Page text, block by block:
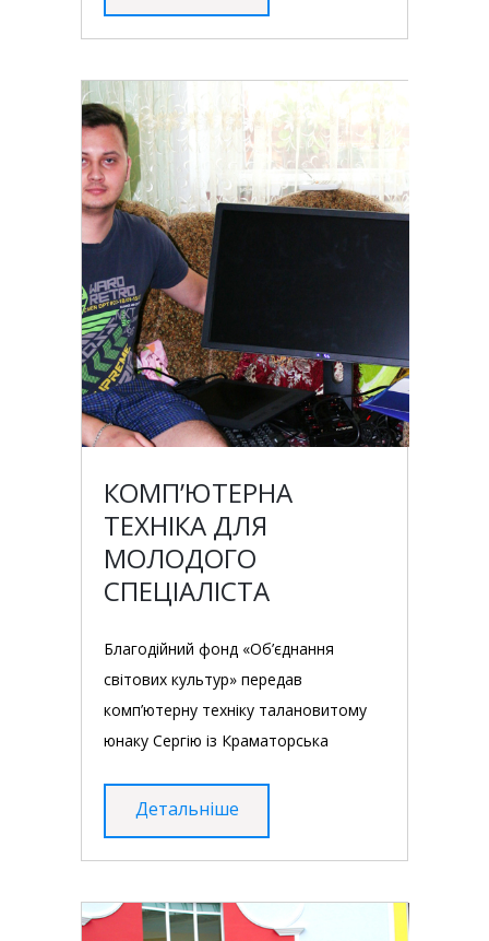
КОМП’ЮТЕРНА
ТЕХНІКА ДЛЯ
МОЛОДОГО
СПЕЦІАЛІСТА
Благодійний фонд «Об’єднання
світових культур» передав
комп’ютерну техніку талановитому
юнаку Сергію із Краматорська
Детальніше